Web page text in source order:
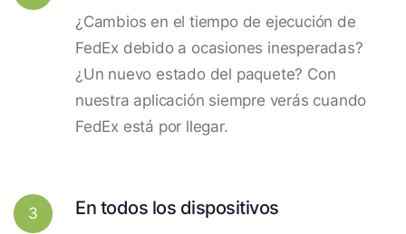
¿Cambios en el tiempo de ejecución de
FedEx debido a ocasiones inesperadas?
¿Un nuevo estado del paquete? Con
nuestra aplicación siempre verás cuando
FedEx está por llegar.
3 En todos los dispositivos